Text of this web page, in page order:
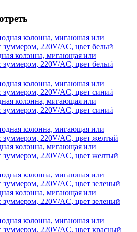
колонна, мигающая или
зуммером, 220V/AC, цвет белый
колонна, мигающая или
зуммером, 220V/AC, цвет синий
колонна, мигающая или
зуммером, 220V/AC, цвет желтый
колонна, мигающая или
зуммером, 220V/AC, цвет зеленый